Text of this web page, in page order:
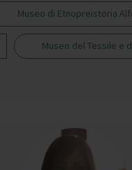
Museo di Etnopreistoria
Museo del Tessile e